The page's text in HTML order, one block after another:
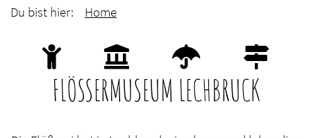
Du bist hier: Home
FLÖSSERMUSEUM LECHBRUCK